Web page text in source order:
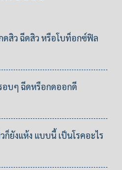
ดสิว ฉีดสิว หรือโบท็อกซ์ฟิล
อบๆ ฉีดหรือกดออกดี
ยังแห้ง แบบนี้ เป็นโรคอะไร